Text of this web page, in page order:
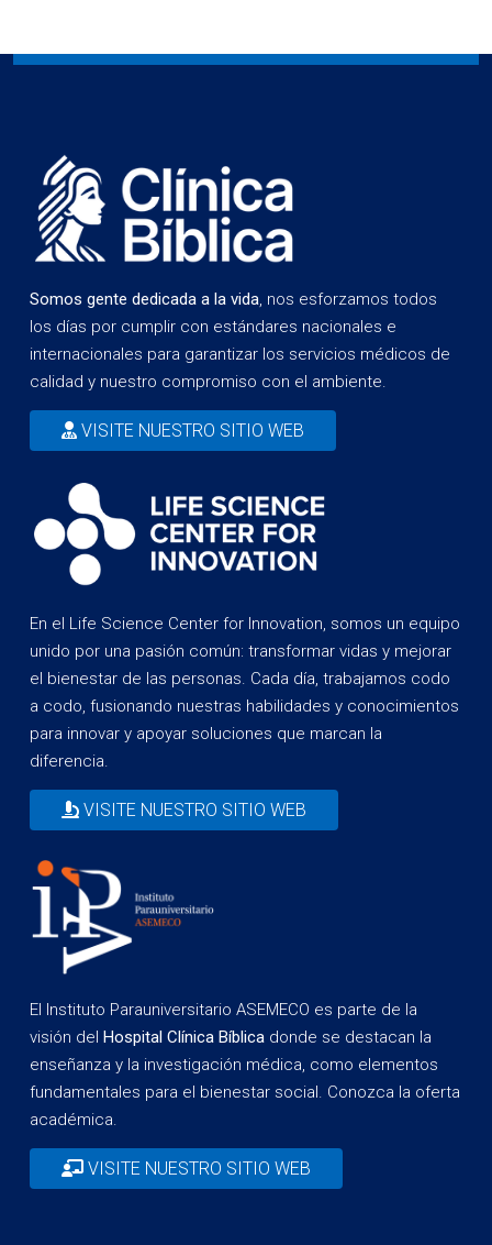
Somos gente dedicada a la vida, nos esforzamos todos
los días por cumplir con estándares nacionales e
internacionales para garantizar los servicios médicos de
calidad y nuestro compromiso con el ambiente.
VISITE NUESTRO SITIO WEB
En el Life Science Center for Innovation, somos un equipo
unido por una pasión común: transformar vidas y mejorar
el bienestar de las personas. Cada día, trabajamos codo
a codo, fusionando nuestras habilidades y conocimientos
para innovar y apoyar soluciones que marcan la
diferencia.
VISITE NUESTRO SITIO WEB
El Instituto Parauniversitario ASEMECO es parte de la
visión del Hospital Clínica Bíblica donde se destacan la
enseñanza y la investigación médica, como elementos
fundamentales para el bienestar social. Conozca la oferta
académica.
VISITE NUESTRO SITIO WEB